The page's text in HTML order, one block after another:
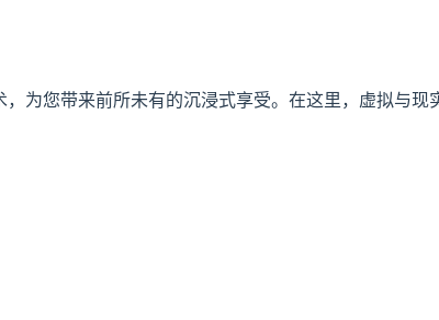
为您带来前所未有的沉浸式享受。在这里，虚拟与